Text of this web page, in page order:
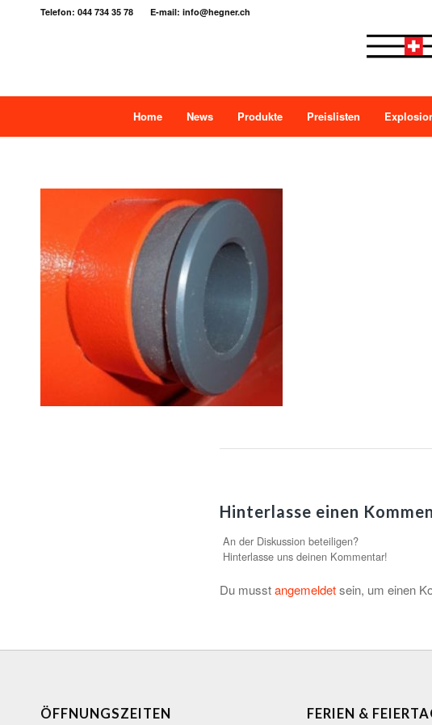
Telefon: 044 734 35 78 E-mail: info@hegner.ch
Home News Produkte Preislisten
Hinterlasse einen
An der Diskussion beteiligen?
Hinterlasse uns deinen Kommentar!
Du musstangemeldetsein, um einen
ÖFFNUNGSZEITEN FERIEN &